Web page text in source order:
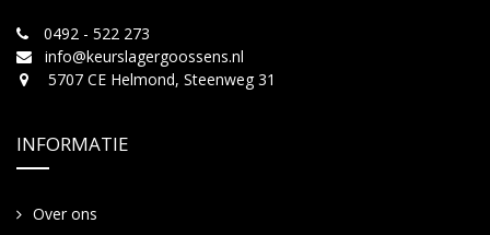
0492 - 522 273
info@keurslagergoossens.nl
5707 CE Helmond, Steenweg 31
INFORMATIE
Over ons